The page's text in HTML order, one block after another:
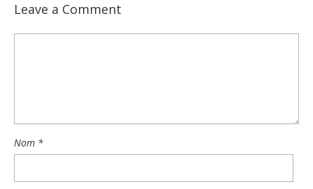
Leave a Comment
Nom *